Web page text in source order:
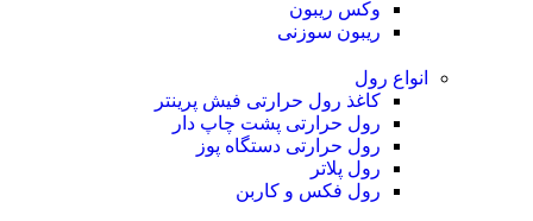
وکس ریبون
ریبون سوزنی
انواع رول
کاغذ رول حرارتی فیش پرینتر
رول حرارتی پشت چاپ دار
رول حرارتی دستگاه پوز
رول پلاتر
رول فکس و کاربن